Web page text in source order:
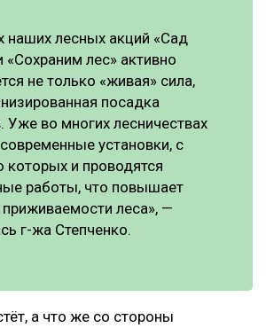
наших лесных акций «Сад
«Сохраним лес» активно
не только «живая» сила,
посадка
Уже во многих лесничествах
установки, с
и проводятся
работы, что повышает
приживаемости леса», —
г-жа Степченко.
а что же со стороны